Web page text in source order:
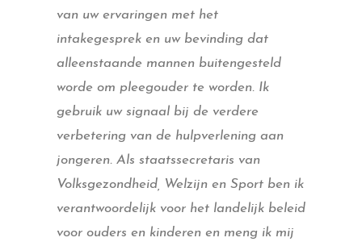
van uw ervaringen met het
intakegesprek en uw bevinding dat
alleenstaande mannen buitengesteld
worde om pleegouder te worden. Ik
gebruik uw signaal bij de verdere
verbetering van de hulpverlening aan
jongeren. Als staatssecretaris van
Volksgezondheid, Welzijn en Sport ben ik
verantwoordelijk voor het landelijk beleid
voor ouders en kinderen en meng ik mij